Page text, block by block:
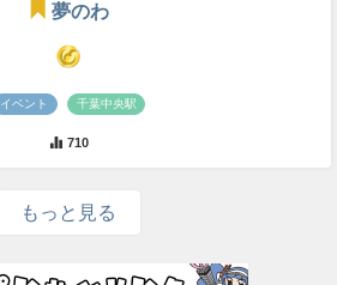
夢のわ
イベント 千葉中央駅
710
もっと見る